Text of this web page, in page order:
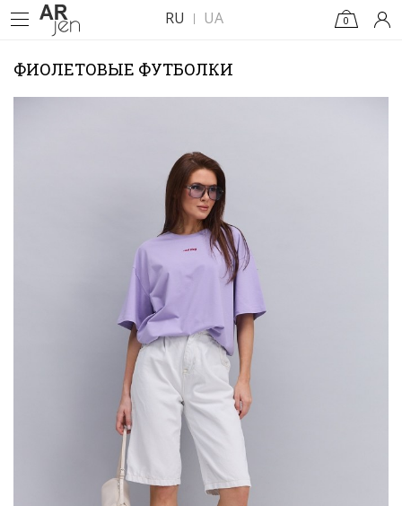
RU UA 0
ФИОЛЕТОВЫЕ ФУТБОЛКИ